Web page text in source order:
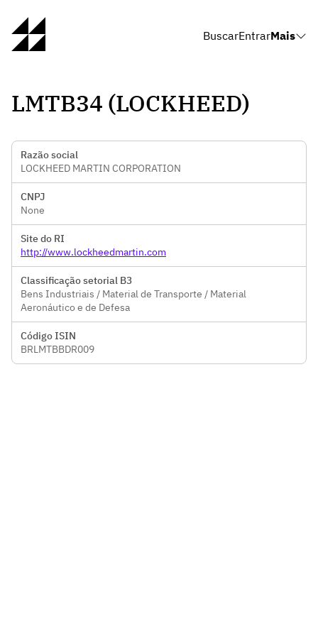
BuscarEntrarMais
LMTB34 (LOCKHEED)
Razão social
LOCKHEED MARTIN CORPORATION
CNPJ
None
Site do RI
http://www.lockheedmartin.com
Classificação setorial B3
Bens Industriais / Material de Transporte / Material
Aeronáutico e de Defesa
Código ISIN
BRLMTBBDR009